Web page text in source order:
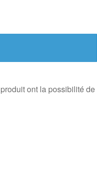
ont la possibilité de